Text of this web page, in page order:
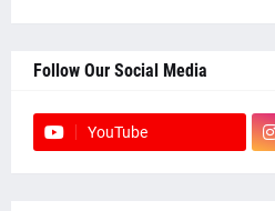
Follow Our Social Media
YouTube